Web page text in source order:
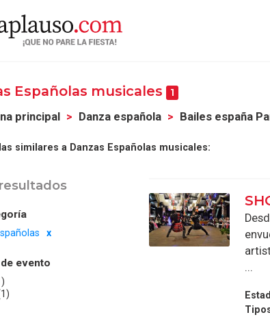
Españolas musicales 1
principal Danza española Bailes españa
similares a Danzas Españolas musicales:
evento
...